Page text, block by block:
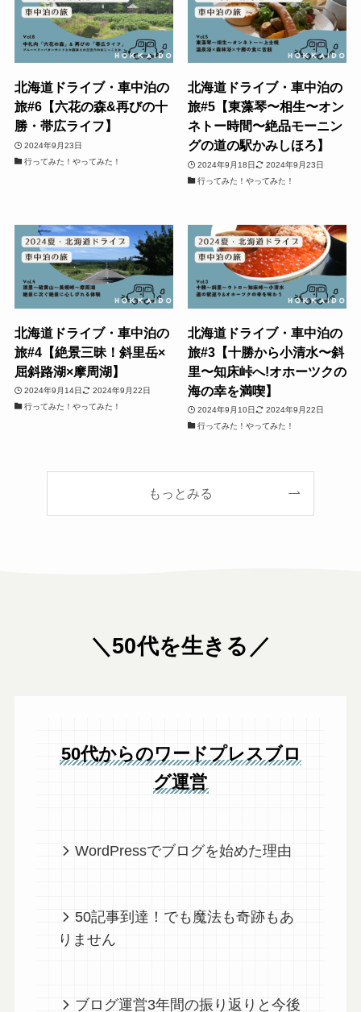
北海道ドライブ・車中泊の
旅#6【六花の森&再びの十
勝・帯広ライフ】
2024年9月23日
行ってみた！やってみた！
北海道ドライブ・車中泊の
旅#5【東藻琴〜相生〜オン
ネトー時間〜絶品モーニン
グの道の駅かみしほろ】
2024年9月18日
2024年9月23日
行ってみた！やってみた！
北海道ドライブ・車中泊の
旅#4【絶景三昧！斜里岳×
屈斜路湖×摩周湖】
2024年9月14日
2024年9月22日
行ってみた！やってみた！
北海道ドライブ・車中泊の
旅#3【十勝から小清水〜斜
里〜知床峠へ!オホーツクの
海の幸を満喫】
2024年9月10日
2024年9月22日
行ってみた！やってみた！
もっとみる
＼50代を生きる／
50代からのワードプレスブロ
グ運営
WordPressでブログを始めた理由
50記事到達！でも魔法も奇跡もあ
りません
ブログ運営3年間の振り返りと今後